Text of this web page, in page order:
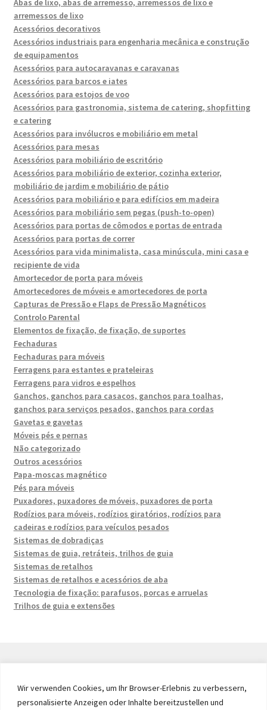
Wir verwenden Cookies, um Ihr Browser-Erlebnis zu verbessern,
personalisierte Anzeigen oder Inhalte bereitzustellen und
arremessos de lixo
Acessórios decorativos
Acessórios industriais para engenharia mecânica e construção
de equipamentos
Acessórios para autocaravanas e caravanas
Acessórios para barcos e iates
Acessórios para estojos de voo
Acessórios para gastronomia, sistema de catering, shopfitting
e catering
Acessórios para invólucros e mobiliário em metal
Acessórios para mesas
Acessórios para mobiliário de escritório
Acessórios para mobiliário de exterior, cozinha exterior,
mobiliário de jardim e mobiliário de pátio
Acessórios para mobiliário e para edifícios em madeira
Acessórios para mobiliário sem pegas (push-to-open)
Acessórios para portas de cômodos e portas de entrada
Acessórios para portas de correr
Acessórios para vida minimalista, casa minúscula, mini casa e
recipiente de vida
Amortecedor de porta para móveis
Amortecedores de móveis e amortecedores de porta
Capturas de Pressão e Flaps de Pressão Magnéticos
Controlo Parental
Elementos de fixação, de fixação, de suportes
Fechaduras
Fechaduras para móveis
Ferragens para estantes e prateleiras
Ferragens para vidros e espelhos
Ganchos, ganchos para casacos, ganchos para toalhas,
ganchos para serviços pesados, ganchos para cordas
Gavetas e gavetas
Móveis pés e pernas
Não categorizado
Outros acessórios
Papa-moscas magnético
Pés para móveis
Puxadores, puxadores de móveis, puxadores de porta
Rodízios para móveis, rodízios giratórios, rodízios para
cadeiras e rodízios para veículos pesados
Sistemas de dobradiças
Sistemas de guia, retráteis, trilhos de guia
Sistemas de retalhos
Sistemas de retalhos e acessórios de aba
Tecnologia de fixação: parafusos, porcas e arruelas
Trilhos de guia e extensões
© 2026 by UMAXO Germany, member of the ERUON Group.
High quality Fittings, mechanical Components and